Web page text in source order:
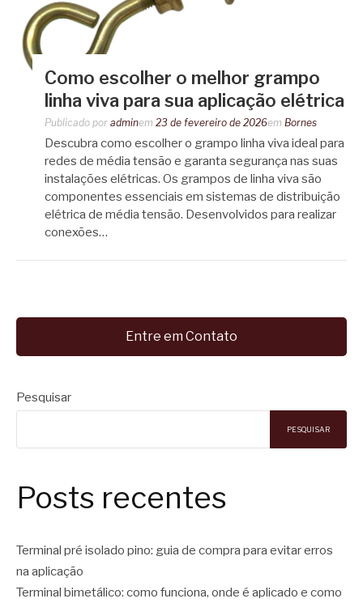
Como escolher o melhor grampo
linha viva para sua aplicação elétrica
Publicado por adminem 23 de fevereiro de 2026em Bornes
Descubra como escolher o grampo linha viva ideal para
redes de média tensão e garanta segurança nas suas
instalações elétricas. Os grampos de linha viva são
componentes essenciais em sistemas de distribuição
elétrica de média tensão. Desenvolvidos para realizar
conexões…
Entre em Contato
Pesquisar
PESQUISAR
Posts recentes
Terminal pré isolado pino: guia de compra para evitar erros
na aplicação
Terminal bimetálico: como funciona, onde é aplicado e como